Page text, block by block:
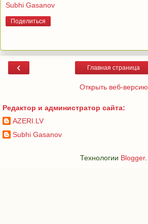
Subhi Gasanov
Поделиться
‹ Главная страница
Открыть веб-версию
Редактор и администратор сайта:
AZERI.LV
Subhi Gasanov
Технологии Blogger.